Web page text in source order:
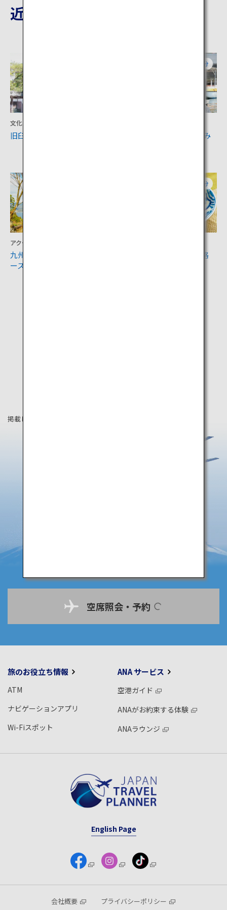
近隣の観光地
文化
旧臼杵藩主稲葉家下屋敷
大分
うみたま体験パーク つくみ
アクティビティ
九州オルレさいき・大入島コ
ース
大分
大分県の郷土料理の代表格
掲載している情報は2019年8月時点の情報です。
空席照会・予約
旅のお役立ち情報
ATM
ナビゲーションアプリ
Wi-Fiスポット
ANA サービス
空港ガイド
ANAがお約束する体験
ANAラウンジ
English Page
会社概要 プライバシーポリシー